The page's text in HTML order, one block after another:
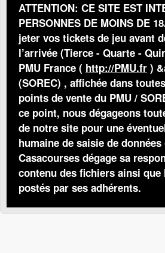
ATTENTION: CE SITE EST
PERSONNES DE MOINS DE
jeter vos tickets de jeu avant
l’arrivée (Tierce - Quarte -
PMU France ( http://PMU.fr )
(SOREC) , affichée dans
points de vente du PMU /
ce point, nous dégageons
de notre site pour une
humaine de saisie de
Casacourses dégage sa
contenu des fichiers ainsi
postés par ses adhérents.